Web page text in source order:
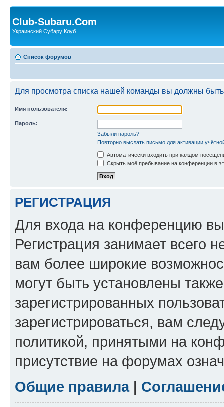
Club-Subaru.Com
Украинский Субару Клуб
Список форумов
Для просмотра списка нашей команды вы должны
Имя пользователя:
Пароль:
Забыли пароль?
Повторно выслать письмо для активации
Автоматически входить при каждом
Скрыть моё пребывание на конференции в
РЕГИСТРАЦИЯ
Для входа на конференцию
Регистрация занимает всего
вам более широкие
могут быть установлены
зарегистрированных
зарегистрироваться, вам
политикой, принятыми на
присутствие на форумах
Общие правила|